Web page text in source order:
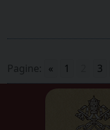
Pagine: « 1 3